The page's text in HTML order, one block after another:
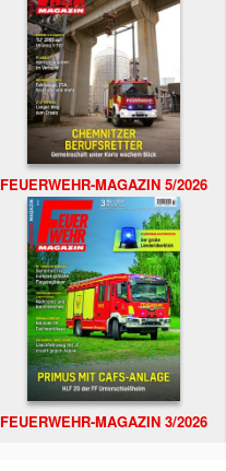
FEUERWEHR-MAGAZIN 5/2026
FEUERWEHR-MAGAZIN 3/2026